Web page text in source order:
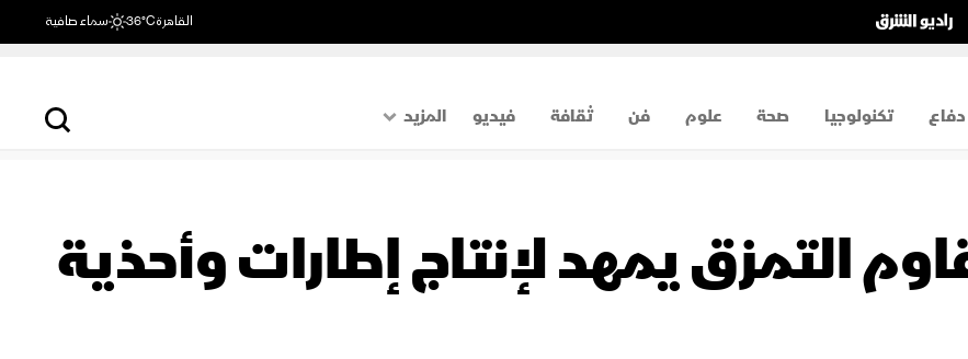
القاهرة36°C سماء صافية
دفاع تكنولوجيا صحة علوم فن ثقافة فيديو
المزيد
اقتصاد
رياضة
التمزق يمهد لإنتاج إطارات وأحذية